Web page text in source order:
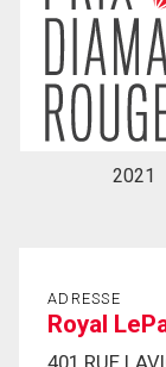
nous
2021
ADRESSE
Royal
401 RUE